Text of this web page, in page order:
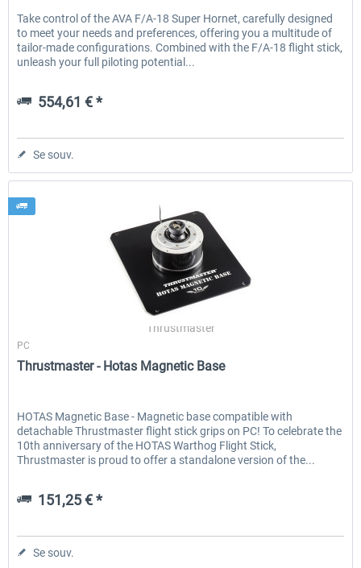
Take control of the AVA F/A-18 Super Hornet, carefully designed
to meet your needs and preferences, offering you a multitude of
tailor-made configurations. Combined with the F/A-18 flight stick,
unleash your full piloting potential...
554,61 € *
Se souv.
Thrustmaster
PC
Thrustmaster - Hotas Magnetic Base
HOTAS Magnetic Base - Magnetic base compatible with
detachable Thrustmaster flight stick grips on PC! To celebrate the
10th anniversary of the HOTAS Warthog Flight Stick,
Thrustmaster is proud to offer a standalone version of the...
151,25 € *
Se souv.